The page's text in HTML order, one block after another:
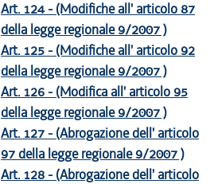
Art. 124 - (Modifiche all' articolo 87
della legge regionale 9/2007 )
Art. 125 - (Modifiche all' articolo 92
della legge regionale 9/2007 )
Art. 126 - (Modifica all' articolo 95
della legge regionale 9/2007 )
Art. 127 - (Abrogazione dell' articolo
97 della legge regionale 9/2007 )
Art. 128 - (Abrogazione dell' articolo